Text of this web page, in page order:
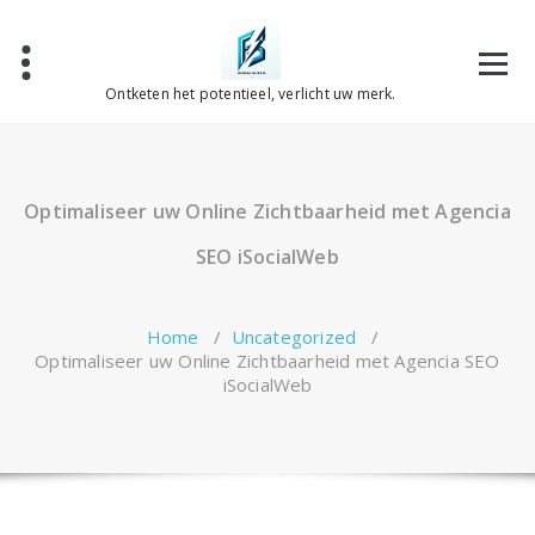
inhoud
Ontketen het potentieel, verlicht uw merk.
Optimaliseer uw Online Zichtbaarheid met Agencia
SEO iSocialWeb
Home / Uncategorized /
Optimaliseer uw Online Zichtbaarheid met Agencia SEO
iSocialWeb